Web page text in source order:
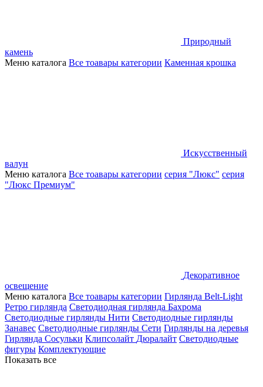
Природный
камень
Меню каталога Все тоавары категории Каменная крошка
Искусственный
валун
Меню каталога Все тоавары категории серия "Люкс" серия
"Люкс Премиум"
Декоративное
освещение
Меню каталога Все тоавары категории Гирлянда Belt-Light
Ретро гирлянда Светодиодная гирлянда Бахрома
Светодиодные гирлянды Нити Светодиодные гирлянды
Занавес Светодиодные гирлянды Сети Гирлянды на деревья
Гирлянда Сосульки Клипсолайт Дюралайт Светодиодные
фигуры Комплектующие
Показать все